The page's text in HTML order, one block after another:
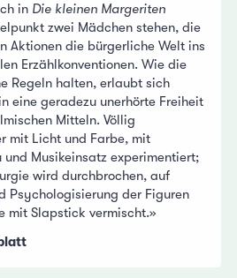
in Die kleinen Margeriten
zwei Mädchen stehen, die
Aktionen die bürgerliche Welt ins
Erzählkonventionen. Wie die
Regeln halten, erlaubt sich
eine geradezu unerhörte Freiheit
Mitteln. Völlig
mit Licht und Farbe, mit
und Musikeinsatz experimentiert;
wird durchbrochen, auf
Psychologisierung der Figuren
mit Slapstick vermischt.»